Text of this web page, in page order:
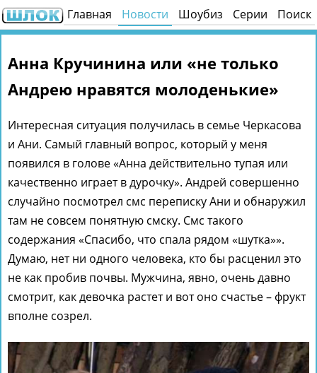
Главная Новости Шоубиз Серии Поиск
Анна Кручинина или «не только
Андрею нравятся молоденькие»
Интересная ситуация получилась в семье Черкасова
и Ани. Самый главный вопрос, который у меня
появился в голове «Анна действительно тупая или
качественно играет в дурочку». Андрей совершенно
случайно посмотрел смс переписку Ани и обнаружил
там не совсем понятную смску. Смс такого
содержания «Спасибо, что спала рядом «шутка»».
Думаю, нет ни одного человека, кто бы расценил это
не как пробив почвы. Мужчина, явно, очень давно
смотрит, как девочка растет и вот оно счастье – фрукт
вполне созрел.